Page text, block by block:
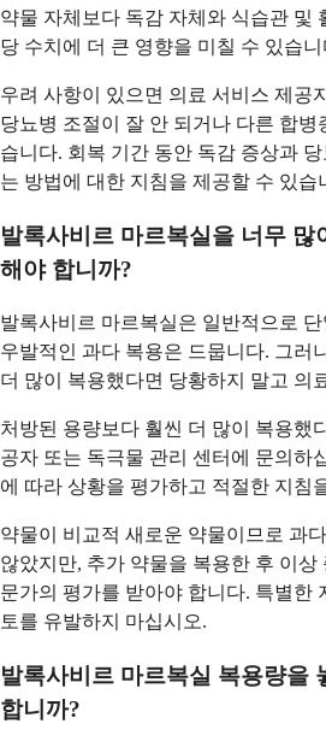
약물 자체보다 독감 자체와 식습관 및
당 수치에 더 큰 영향을 미칠 수 있습니
우려 사항이 있으면 의료 서비스 제공
당뇨병 조절이 잘 안 되거나 다른 합병
습니다. 회복 기간 동안 독감 증상과
는 방법에 대한 지침을 제공할 수 있습
발록사비르 마르복실을 너무 많
해야 합니까?
발록사비르 마르복실은 일반적으로
우발적인 과다 복용은 드뭅니다. 그러
더 많이 복용했다면 당황하지 말고 의
처방된 용량보다 훨씬 더 많이 복용했
공자 또는 독극물 관리 센터에 문의하
에 따라 상황을 평가하고 적절한 지침
약물이 비교적 새로운 약물이므로 과
않았지만, 추가 약물을 복용한 후 이상
문가의 평가를 받아야 합니다. 특별한
토를 유발하지 마십시오.
발록사비르 마르복실 복용량을
합니까?